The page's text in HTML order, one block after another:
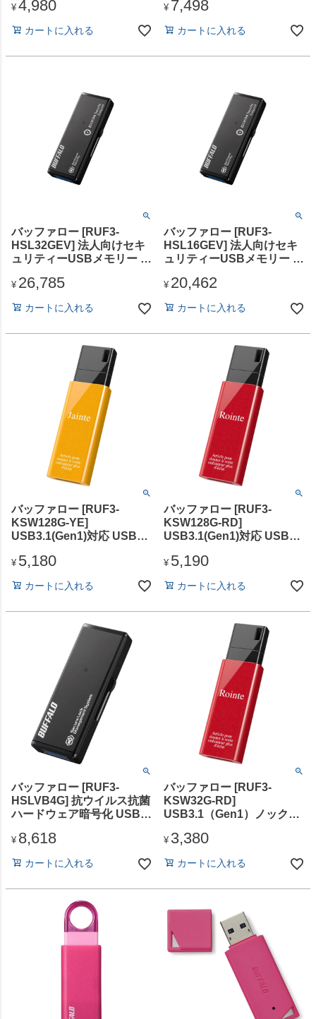
ーモデル 128GB ブラック
¥ 4,980
カートに入れる
リー ブラック 128GB
¥ 7,498
カートに入れる
バッファロー [RUF3-
HSL32GEV] 法人向けセキ
ュリティーUSBメモリー ウ
¥ 26,785
カートに入れる
バッファロー [RUF3-
HSL16GEV] 法人向けセキ
ュリティーUSBメモリー ウ
¥ 20,462
カートに入れる
バッファロー [RUF3-
KSW128G-YE]
USB3.1(Gen1)対応 USBメ
128GB イエロー
¥ 5,180
カートに入れる
バッファロー [RUF3-
KSW128G-RD]
USB3.1(Gen1)対応 USBメ
128GB レッド
¥ 5,190
カートに入れる
バッファロー [RUF3-
HSLVB4G] 抗ウイルス抗菌
ハードウェア暗号化 USBメ
¥ 8,618
カートに入れる
バッファロー [RUF3-
KSW32G-RD]
USB3.1（Gen1）ノックス
レッド
¥ 3,380
カートに入れる